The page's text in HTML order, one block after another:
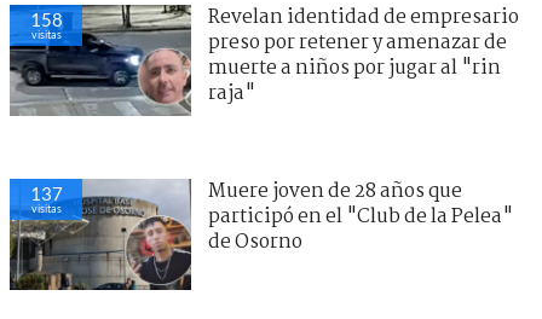
158
visitas
Revelan identidad de empresario
preso por retener y amenazar de
muerte a niños por jugar al "rin
raja"
137
visitas
Muere joven de 28 años que
participó en el "Club de la Pelea"
de Osorno